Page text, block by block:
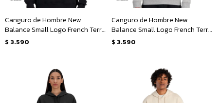
Canguro de Hombre New
Balance Small Logo French Terry
Hoodie - Negro
$ 3.590
Canguro de Hombre New
Balance Small Logo French Terry
Hoodie - Gris
$ 3.590